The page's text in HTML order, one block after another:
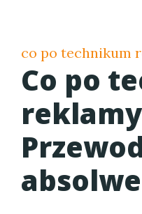
co po technikum
Co po
reklamy